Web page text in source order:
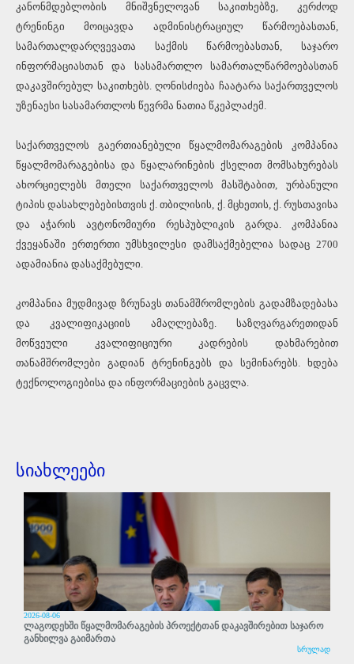
კანონმდებლობის მნიშვნელოვან საკითხებზე, კერძოდ
ტრენინგი მოიცავდა ადმინისტრაციულ წარმოებასთან,
სამართალდარღვევათა საქმის წარმოებასთან, საჯარო
ინფორმაციასთან და სასამართლო სამართალწარმოებასთან
დაკავშირებულ საკითხებს. ღონისძიება ჩაატარა საქართველოს
უზენაესი სასამართლოს წევრმა ნათია წკეპლაძემ.
საქართველოს გაერთიანებული წყალმომარაგების კომპანია
წყალმომარაგებისა და წყალარინების ქსელით მომსახურებას
ახორციელებს მთელი საქართველოს მასშტაბით, ურბანული
ტიპის დასახლებებისთვის ქ. თბილისის, ქ. მცხეთის, ქ. რუსთავისა
და აჭარის ავტონომიური რესპუბლიკის გარდა. კომპანია
ქვეყანაში ერთერთი უმსხვილესი დამსაქმებელია სადაც 2700
ადამიანია დასაქმებული.
კომპანია მუდმივად ზრუნავს თანამშრომლების გადამზადებასა
და კვალიფიკაციის ამაღლებაზე. საზღვარგარეთიდან
მოწვეული კვალიფიციური კადრების დახმარებით
თანამშრომლები გადიან ტრენინგებს და სემინარებს. ხდება
ტექნოლოგიებისა და ინფორმაციების გაცვლა.
სიახლეები
2026-08-06
ლაგოდეხში წყალმომარაგების პროექტთან დაკავშირებით საჯარო
განხილვა გაიმართა
სრულად